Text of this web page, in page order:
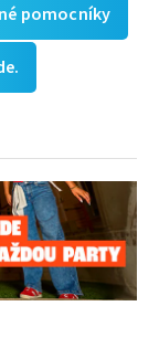
pomocníky